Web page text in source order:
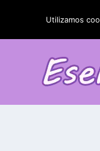
Utilizamos